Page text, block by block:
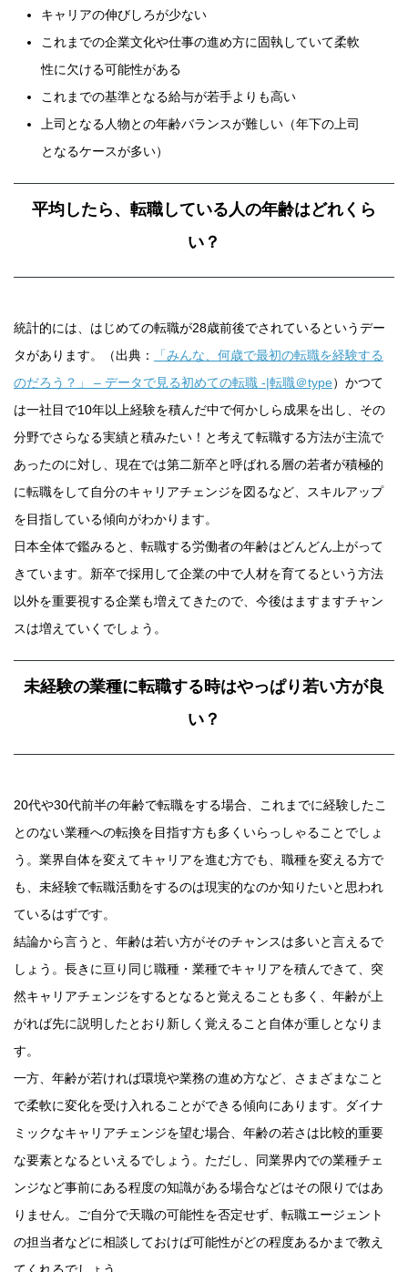
キャリアの伸びしろが少ない
これまでの企業文化や仕事の進め方に固執していて柔軟
性に欠ける可能性がある
これまでの基準となる給与が若手よりも高い
上司となる人物との年齢バランスが難しい（年下の上司
となるケースが多い）
平均したら、転職している人の年齢はどれくら
い？
統計的には、はじめての転職が28歳前後でされているというデー
タがあります。（出典：
「みんな、何歳で最初の転職を経験する
のだろう？」 – データで見る初めての転職 -|転職＠type）かつて
は一社目で10年以上経験を積んだ中で何かしら成果を出し、その
分野でさらなる実績と積みたい！と考えて転職する方法が主流で
あったのに対し、現在では第二新卒と呼ばれる層の若者が積極的
に転職をして自分のキャリアチェンジを図るなど、スキルアップ
を目指している傾向がわかります。
日本全体で鑑みると、転職する労働者の年齢はどんどん上がって
きています。新卒で採用して企業の中で人材を育てるという方法
以外を重要視する企業も増えてきたので、今後はますますチャン
スは増えていくでしょう。
未経験の業種に転職する時はやっぱり若い方が良
い？
20代や30代前半の年齢で転職をする場合、これまでに経験したこ
とのない業種への転換を目指す方も多くいらっしゃることでしょ
う。業界自体を変えてキャリアを進む方でも、職種を変える方で
も、未経験で転職活動をするのは現実的なのか知りたいと思われ
ているはずです。
結論から言うと、年齢は若い方がそのチャンスは多いと言えるで
しょう。長きに亘り同じ職種・業種でキャリアを積んできて、突
然キャリアチェンジをするとなると覚えることも多く、年齢が上
がれば先に説明したとおり新しく覚えること自体が重しとなりま
す。
一方、年齢が若ければ環境や業務の進め方など、さまざまなこと
で柔軟に変化を受け入れることができる傾向にあります。ダイナ
ミックなキャリアチェンジを望む場合、年齢の若さは比較的重要
な要素となるといえるでしょう。ただし、同業界内での業種チェ
ンジなど事前にある程度の知識がある場合などはその限りではあ
りません。ご自分で天職の可能性を否定せず、転職エージェント
の担当者などに相談しておけば可能性がどの程度あるかまで教え